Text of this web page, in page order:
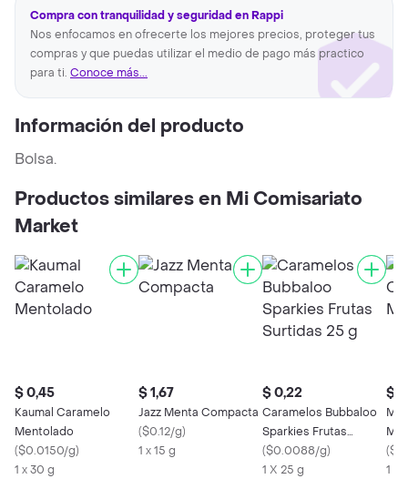
Compra con tranquilidad y seguridad en Rappi
Nos enfocamos en ofrecerte los mejores precios, proteger tus
compras y que puedas utilizar el medio de pago más practico
para ti. Conoce más...
Información del producto
Bolsa.
Productos similares en Mi Comisariato
Market
$ 0,45
Kaumal Caramelo
Mentolado
($0.0150/g)
1 x 30 g
$ 1,67
Jazz Menta Compacta
($0.12/g)
1 x 15 g
$ 0,22
Caramelos Bubbaloo
Sparkies Frutas
Surtidas 25 g
($0.0088/g)
1 X 25 g
$
(
1 X